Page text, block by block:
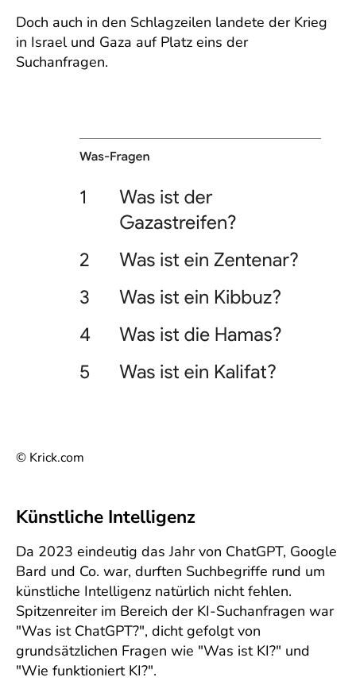
Doch auch in den Schlagzeilen landete der Krieg
in Israel und Gaza auf Platz eins der
Suchanfragen.
© Krick.com
Künstliche Intelligenz
Da 2023 eindeutig das Jahr von ChatGPT, Google
Bard und Co. war, durften Suchbegriffe rund um
künstliche Intelligenz natürlich nicht fehlen.
Spitzenreiter im Bereich der KI-Suchanfragen war
"Was ist ChatGPT?", dicht gefolgt von
grundsätzlichen Fragen wie "Was ist KI?" und
"Wie funktioniert KI?".